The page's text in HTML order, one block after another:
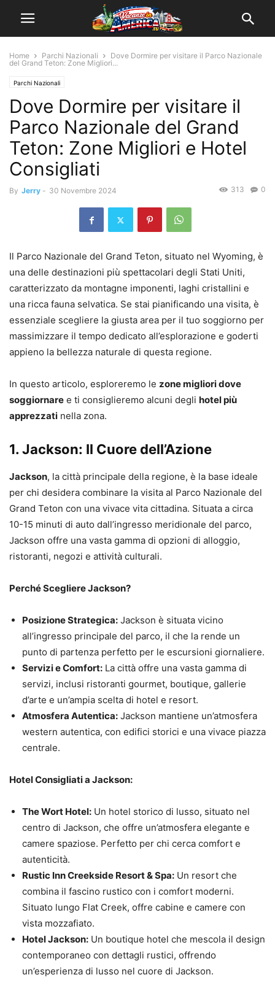
Home Parchi Nazionali
Dove Dormire per visitare il Parco Nazionale
del Grand Teton: Zone Migliori...
Parchi Nazionali
Dove Dormire per visitare il
Parco Nazionale del Grand
Teton: Zone Migliori e Hotel
Consigliati
By Jerry - 30 Novembre 2024 0
313
Il Parco Nazionale del Grand Teton, situato nel Wyoming, è
una delle destinazioni più spettacolari degli Stati Uniti,
caratterizzato da montagne imponenti, laghi cristallini e
una ricca fauna selvatica. Se stai pianificando una visita, è
essenziale scegliere la giusta area per il tuo soggiorno per
massimizzare il tempo dedicato all’esplorazione e goderti
appieno la bellezza naturale di questa regione.
In questo articolo, esploreremo le zone migliori dove
soggiornare e ti consiglieremo alcuni degli hotel più
apprezzati nella zona.
1. Jackson: Il Cuore dell’Azione
Jackson, la città principale della regione, è la base ideale
per chi desidera combinare la visita al Parco Nazionale del
Grand Teton con una vivace vita cittadina. Situata a circa
10-15 minuti di auto dall’ingresso meridionale del parco,
Jackson offre una vasta gamma di opzioni di alloggio,
ristoranti, negozi e attività culturali.
Perché Scegliere Jackson?
Posizione Strategica: Jackson è situata vicino
all’ingresso principale del parco, il che la rende un
punto di partenza perfetto per le escursioni giornaliere.
Servizi e Comfort: La città offre una vasta gamma di
servizi, inclusi ristoranti gourmet, boutique, gallerie
d’arte e un’ampia scelta di hotel e resort.
Atmosfera Autentica: Jackson mantiene un’atmosfera
western autentica, con edifici storici e una vivace piazza
centrale.
Hotel Consigliati a Jackson:
The Wort Hotel: Un hotel storico di lusso, situato nel
centro di Jackson, che offre un’atmosfera elegante e
camere spaziose. Perfetto per chi cerca comfort e
autenticità.
Rustic Inn Creekside Resort & Spa: Un resort che
combina il fascino rustico con i comfort moderni.
Situato lungo Flat Creek, offre cabine e camere con
vista mozzafiato.
Hotel Jackson: Un boutique hotel che mescola il design
contemporaneo con dettagli rustici, offrendo
un’esperienza di lusso nel cuore di Jackson.